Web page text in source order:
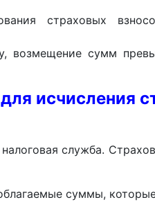
страховых
возмещение сумм
исчисления
служба.
суммы,